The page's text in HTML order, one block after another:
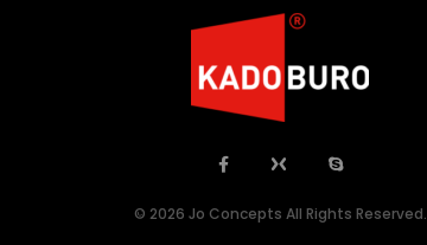
© 2026 Jo Concepts All Rights Reserved.